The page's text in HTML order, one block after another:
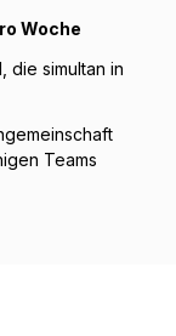
Woche
die simultan in
Teams